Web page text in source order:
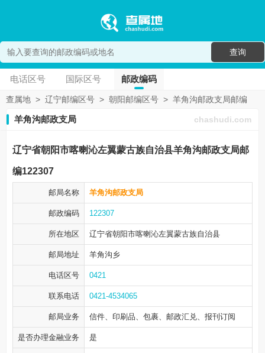
查询
电话区号 国际区号 邮政编码
查属地 > 辽宁邮编区号 > 朝阳邮编区号 > 羊角沟邮政支局邮编
羊角沟邮政支局 chashudi.com
辽宁省朝阳市喀喇沁左翼蒙古族自治县羊角沟邮政支局邮
编122307
邮局名称 羊角沟邮政支局
邮政编码 122307
所在地区 辽宁省朝阳市喀喇沁左翼蒙古族自治县
邮局地址 羊角沟乡
电话区号 0421
联系电话 0421-4534065
邮局业务 信件、印刷品、包裹、邮政汇兑、报刊订阅
是否办理金融业务 是